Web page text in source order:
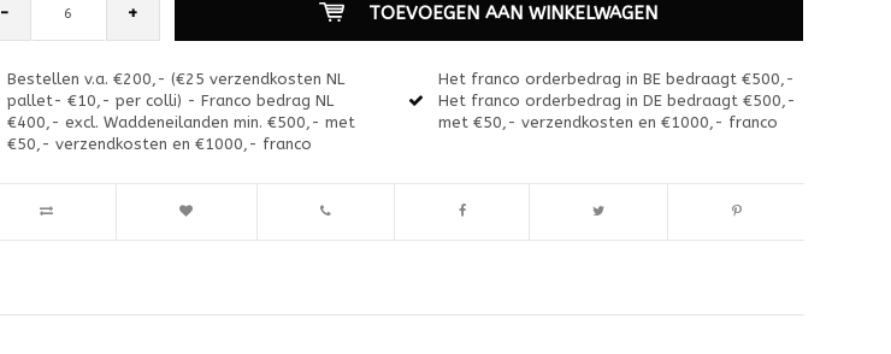
- + TOEVOEGEN AAN WINKELWAGEN
Bestellen v.a. €200,- (€25 verzendkosten NL
pallet- €10,- per colli) - Franco bedrag NL
€400,- excl. Waddeneilanden min. €500,- met
€50,- verzendkosten en €1000,- franco
Het franco orderbedrag in BE bedraagt €500,-
Het franco orderbedrag in DE bedraagt €500,-
met €50,- verzendkosten en €1000,- franco